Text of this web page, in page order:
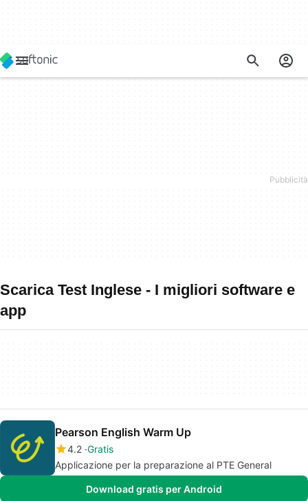
Scarica Test Inglese - I migliori software e
app
Pearson English Warm Up
4.2 Gratis
Applicazione per la preparazione al PTE General
Download gratis per Android